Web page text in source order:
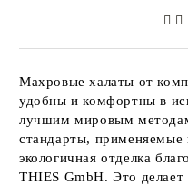
Махровые халаты от
удобны и комфортны в
лучшим мировым
стандарты, применяемые
экологичная отделка
THIES GmbH. Это